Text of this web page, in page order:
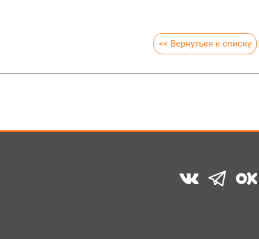
<< Вернуться к списку